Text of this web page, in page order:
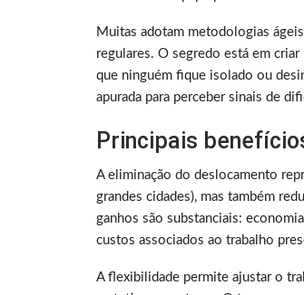
Muitas adotam metodologias
regulares. O segredo está em
que ninguém fique isolado ou
apurada para perceber sinais de
Principais
A eliminação do deslocamento
grandes cidades), mas também
ganhos são substanciais:
custos associados ao trabalho
A flexibilidade permite ajustar o